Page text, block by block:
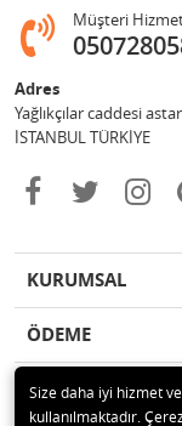
Müşteri
Adres
Yağlıkçılar caddesi
İSTANBUL TÜRKİYE
KURUMSAL
ÖDEME
İLETİŞİM
Size daha iyi hizmet
kullanılmaktadır.